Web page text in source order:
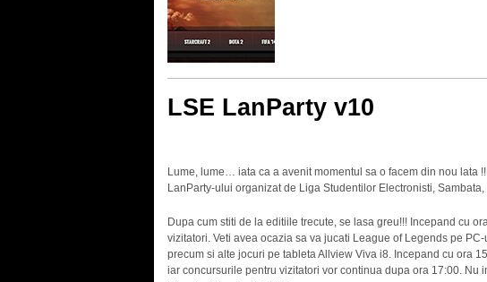
LSE LanParty v10
Lume, lume… iata ca a avenit momentul sa o facem din nou lata
LanParty-ului organizat de Liga Studentilor Electronisti,
Dupa cum stiti de la editiile trecute, se lasa greu!!! Incepand cu
vizitatori. Veti avea ocazia sa va jucati League of Legends pe
precum si alte jocuri pe tableta Allview Viva i8. Incepand cu ora
iar concursurile pentru vizitatori vor continua dupa ora 17:00. Nu